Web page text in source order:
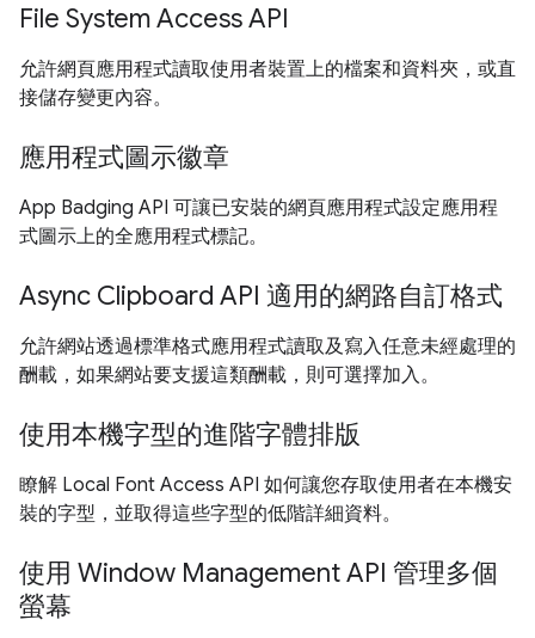
File System Access API
允許網頁應用程式讀取使用者裝置上的檔案和資料夾，或直
接儲存變更內容。
應用程式圖示徽章
App Badging API 可讓已安裝的網頁應用程式設定應用程
式圖示上的全應用程式標記。
Async Clipboard API 適用的網路自訂格式
允許網站透過標準格式應用程式讀取及寫入任意未經處理的
酬載，如果網站要支援這類酬載，則可選擇加入。
使用本機字型的進階字體排版
瞭解 Local Font Access API 如何讓您存取使用者在本機安
裝的字型，並取得這些字型的低階詳細資料。
使用 Window Management API 管理多個
螢幕